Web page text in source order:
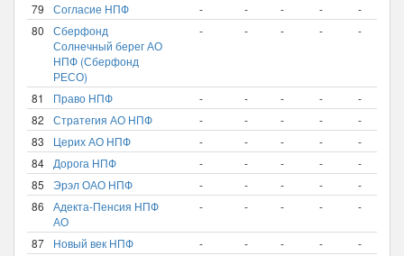
79
Согласие НПФ - - - - -
80
Сберфонд
Солнечный берег АО
НПФ (Сберфонд
РЕСО)
- - - - -
81 Право НПФ - - - - -
82
Стратегия АО НПФ - - - - -
83
Церих АО НПФ - - - - -
84
Дорога НПФ - - - - -
85
Эрэл ОАО НПФ - - - - -
86
Адекта-Пенсия НПФ
АО
- - - - -
87 Новый век НПФ - - - - -